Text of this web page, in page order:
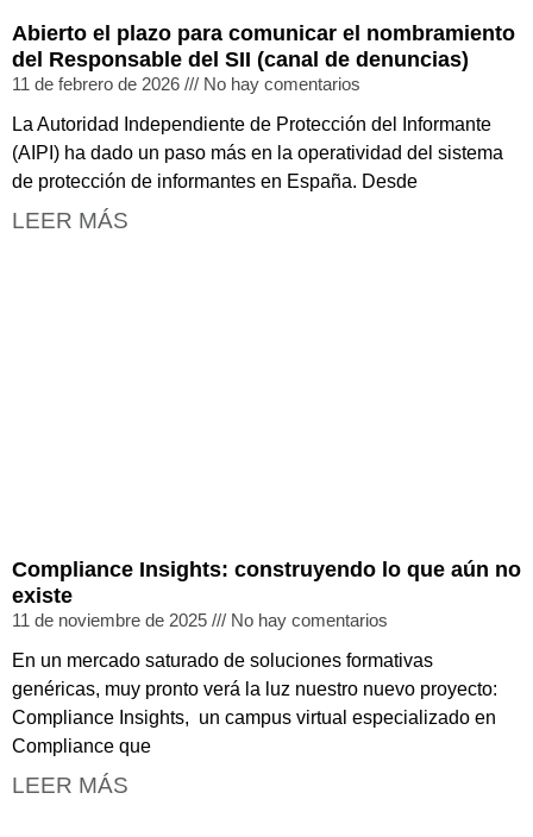
Abierto el plazo para comunicar el nombramiento
del Responsable del SII (canal de denuncias)
11 de febrero de 2026
No hay comentarios
La Autoridad Independiente de Protección del Informante
(AIPI) ha dado un paso más en la operatividad del sistema
de protección de informantes en España. Desde
LEER MÁS
Compliance Insights: construyendo lo que aún no
existe
11 de noviembre de 2025
No hay comentarios
En un mercado saturado de soluciones formativas
genéricas, muy pronto verá la luz nuestro nuevo proyecto:
Compliance Insights, un campus virtual especializado en
Compliance que
LEER MÁS